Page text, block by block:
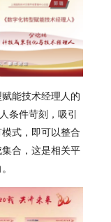
能技术经理人的
条件苛刻，吸引
式，即可以整合
合，这是相关平